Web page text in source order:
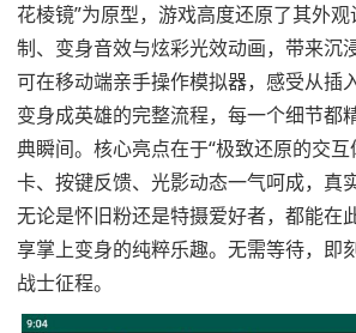
花棱镜”为原型，游戏高度还原了其外
制、变身音效与炫彩光效动画，带来沉
可在移动端亲手操作模拟器，感受从插
变身成英雄的完整流程，每一个细节都
典瞬间。核心亮点在于“极致还原的交
卡、按键反馈、光影动态一气呵成，真
无论是怀旧粉还是特摄爱好者，都能在
享掌上变身的纯粹乐趣。无需等待，即
战士征程。